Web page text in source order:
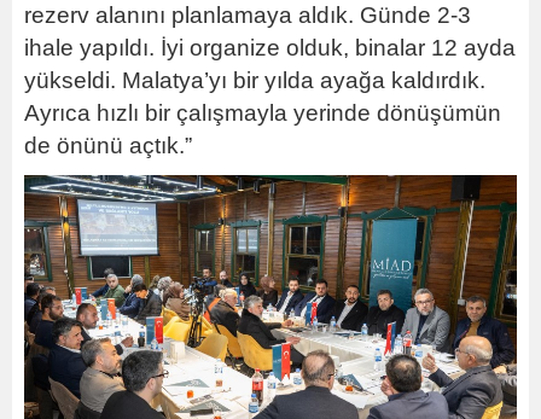
rezerv alanını planlamaya aldık. Günde 2-3
ihale yapıldı. İyi organize olduk, binalar 12 ayda
yükseldi. Malatya’yı bir yılda ayağa kaldırdık.
Ayrıca hızlı bir çalışmayla yerinde dönüşümün
de önünü açtık.”